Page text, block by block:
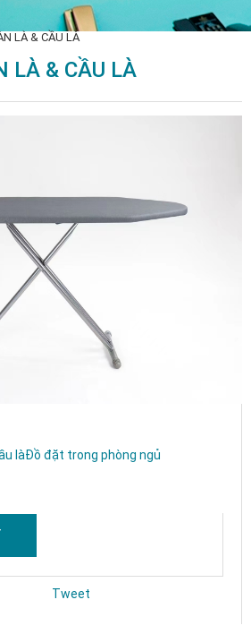
LÀ & CẦU LÀ
LÀ & CẦU LÀ
làĐồ đặt trong phòng ngủ
Tweet